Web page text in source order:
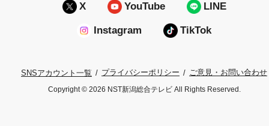
X YouTube LINE
Instagram TikTok
SNSアカウント一覧 プライバシーポリシー ご意見・お問い合わせ
Copyright © 2026 NST新潟総合テレビ All Rights Reserved.